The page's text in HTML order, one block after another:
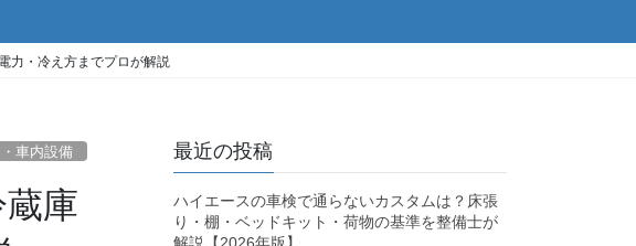
力・冷え方までプロが解説
車内設備
庫
最近の投稿
ハイエースの車検で通らないカスタムは？床張
り・棚・ベッドキット・荷物の基準を整備士が